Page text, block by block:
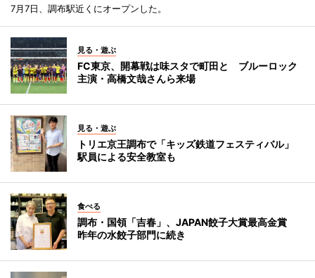
7月7日、調布駅近くにオープンした。
見る・遊ぶ
FC東京、開幕戦は味スタで町田と ブルーロック
主演・高橋文哉さんら来場
見る・遊ぶ
トリエ京王調布で「キッズ鉄道フェスティバル」
駅員による安全教室も
食べる
調布・国領「吉春」、JAPAN餃子大賞最高金賞
昨年の水餃子部門に続き